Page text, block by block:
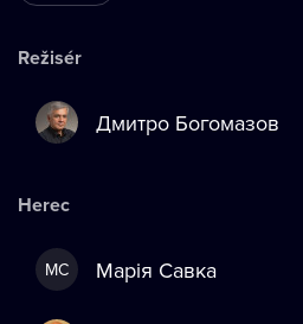
Režisér
Дмитро Богомазов
Herec
МС Марія Савка